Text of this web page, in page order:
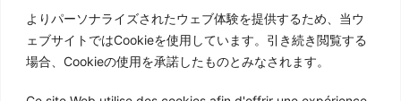
よりパーソナライズされたウェブ体験を提供するため、当ウ
ェブサイトではCookieを使用しています。引き続き閲覧する
場合、Cookieの使用を承諾したものとみなされます。
リンク
プライバシーポリシー／Politique de confidentialité
Instagram Institut Culturel Franco-Japonais パリ
日本人学校
Cours de Japonais et ateliers en lien avec la culture